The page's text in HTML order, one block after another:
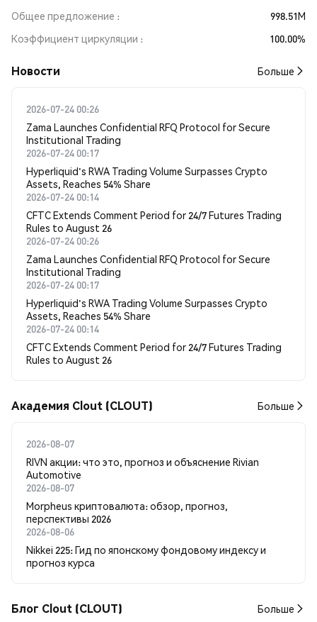
Общее предложение
998.51M
Коэффициент циркуляции
100.00%
Новости Больше
2026-07-24 00:26
Zama Launches Confidential RFQ Protocol for Secure
Institutional Trading
2026-07-24 00:17
Hyperliquid's RWA Trading Volume Surpasses Crypto
Assets, Reaches 54% Share
2026-07-24 00:14
CFTC Extends Comment Period for 24/7 Futures Trading
Rules to August 26
2026-07-24 00:26
Zama Launches Confidential RFQ Protocol for Secure
Institutional Trading
2026-07-24 00:17
Hyperliquid's RWA Trading Volume Surpasses Crypto
Assets, Reaches 54% Share
2026-07-24 00:14
CFTC Extends Comment Period for 24/7 Futures Trading
Rules to August 26
Академия Clout (CLOUT) Больше
2026-08-07
RIVN акции: что это, прогноз и объяснение Rivian
Automotive
2026-08-07
Morpheus криптовалюта: обзор, прогноз,
перспективы 2026
2026-08-06
Nikkei 225: Гид по японскому фондовому индексу и
прогноз курса
Блог Clout (CLOUT) Больше